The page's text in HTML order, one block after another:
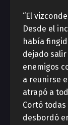
“El
Desde el
había
dejado salir
enemigos
a reunirse
atrapó a
Cortó todas
desbordó